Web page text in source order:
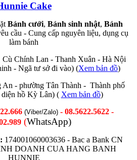
Cake
Bánh cưới, Bánh sinh nhật, Bánh
cầu - Cung cấp nguyên liệu, dụng cụ
làm bánh
Cù Chính Lan - Thanh Xuân - Hà Nội
- Ngã tư sở đi vào) (Xem bản đồ)
An - phường Tân Thành - Thành phố
hồ Kỳ Lân) ( Xem bản đồ)
(Viber/Zalo) - 08.5622.5622 -
(WhatsApp)
174001060003636 - Bac a Bank CN
DOANH CUA HANG BANH
HUNNIE